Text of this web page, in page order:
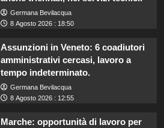
Germana Bevilacqua
8 Agosto 2026 : 18:50
Assunzioni in Veneto: 6 coadiutori
amministrativi cercasi, lavoro a
tempo indeterminato.
Germana Bevilacqua
8 Agosto 2026 : 12:55
Marche: opportunità di lavoro per